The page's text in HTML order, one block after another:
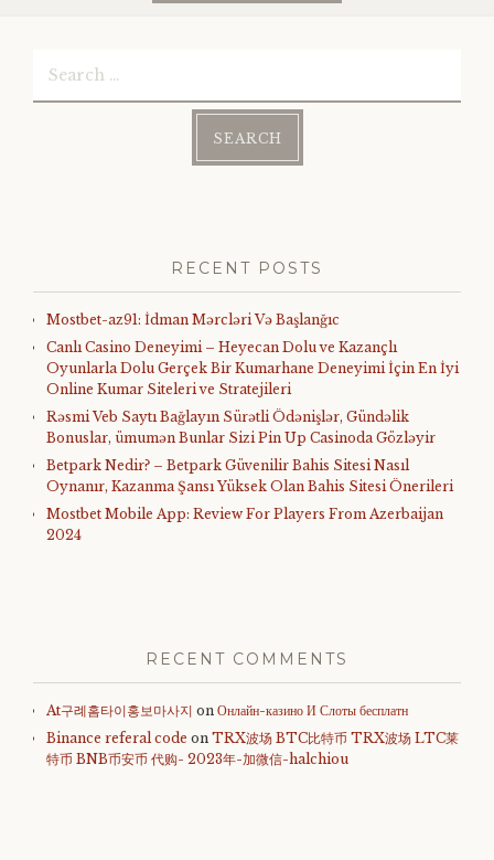
RECENT POSTS
Mostbet-az91: İdman Mərcləri Və Başlanğıc
Canlı Casino Deneyimi – Heyecan Dolu ve Kazançlı
Oyunlarla Dolu Gerçek Bir Kumarhane Deneyimi İçin En İyi
Online Kumar Siteleri ve Stratejileri
Rəsmi Veb Saytı Bağlayın️ Sürətli Ödənişlər, Gündəlik
Bonuslar, ümumən Bunlar Sizi Pin Up Casinoda Gözləyir
Betpark Nedir? – Betpark Güvenilir Bahis Sitesi Nasıl
Oynanır, Kazanma Şansı Yüksek Olan Bahis Sitesi Önerileri
Mostbet Mobile App: Review For Players From Azerbaijan
2024
RECENT COMMENTS
At구례홈타이홍보마사지 on Онлайн-казино И Слоты бесплатн
Binance referal code on TRX波场 BTC比特币 TRX波场 LTC莱
特币 BNB币安币 代购- 2023年-加微信-halchiou